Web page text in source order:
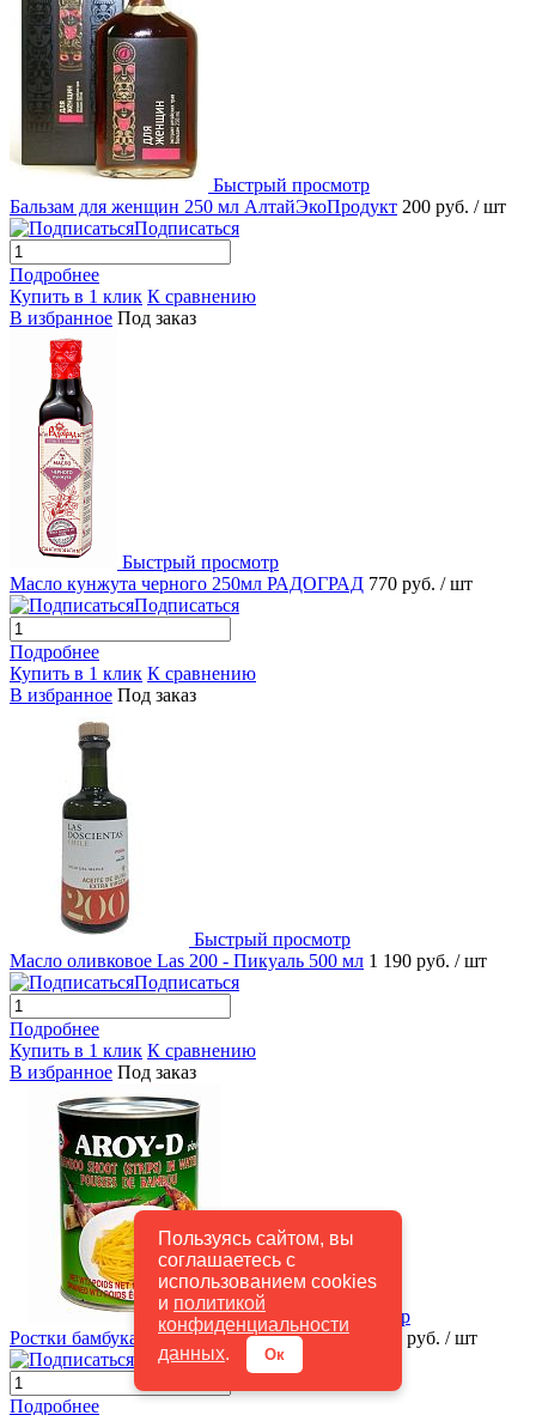
Пользуясь сайтом, вы
соглашаетесь с
использованием cookies
и политикой
конфиденциальности
данных. Ок
Быстрый просмотр
Бальзам для женщин 250 мл АлтайЭкоПродукт 200 руб. / шт
Подписаться
Подробнее
Купить в 1 клик К сравнению
В избранное Под заказ
Быстрый просмотр
Масло кунжута черного 250мл РАДОГРАД 770 руб. / шт
Подписаться
Подробнее
Купить в 1 клик К сравнению
В избранное Под заказ
Быстрый просмотр
Масло оливковое Las 200 - Пикуаль 500 мл 1 190 руб. / шт
Подписаться
Подробнее
Купить в 1 клик К сравнению
В избранное Под заказ
Быстрый просмотр
Ростки бамбука полоски 540 г ж/б AROY-D
175 руб. / шт
Подписаться
Подробнее